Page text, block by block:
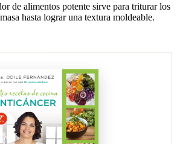
de alimentos potente sirve para triturar los
hasta lograr una textura moldeable.